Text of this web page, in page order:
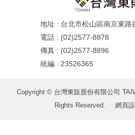
台北市松山區南京東路
(02)2577-8878
(02)2577-8896
23526365
Copyright © 台灣東販股份有限公司
Rights Reserved.
網頁